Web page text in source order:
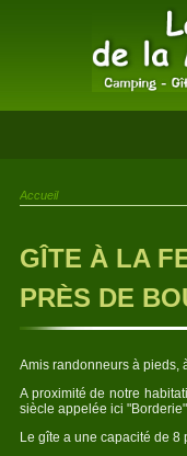
Accueil
GÎTE À LA
PRÈS DE
Amis randonneurs à pieds,
A proximité de notre
siècle appelée ici
Le gîte a une capacité de 8